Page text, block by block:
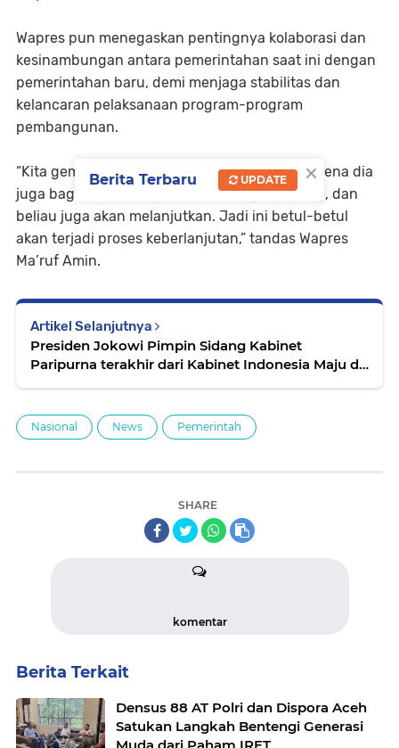
Wapres pun menegaskan pentingnya kolaborasi dan
kesinambungan antara pemerintahan saat ini dengan
pemerintahan baru, demi menjaga stabilitas dan
kelancaran pelaksanaan program-program
pembangunan.
“Kita gembira dan beliau juga mengatakan karena dia
juga bagian dari pemerintahan yang sekarang, dan
beliau juga akan melanjutkan. Jadi ini betul-betul
akan terjadi proses keberlanjutan,” tandas Wapres
Ma’ruf Amin.
Artikel Selanjutnya
Presiden Jokowi Pimpin Sidang Kabinet
Paripurna terakhir dari Kabinet Indonesia Maju di
Nasional News Pemerintah
SHARE
komentar
Berita Terkait
Densus 88 AT Polri dan Dispora Aceh
Satukan Langkah Bentengi Generasi
×
Berita Terbaru UPDATE